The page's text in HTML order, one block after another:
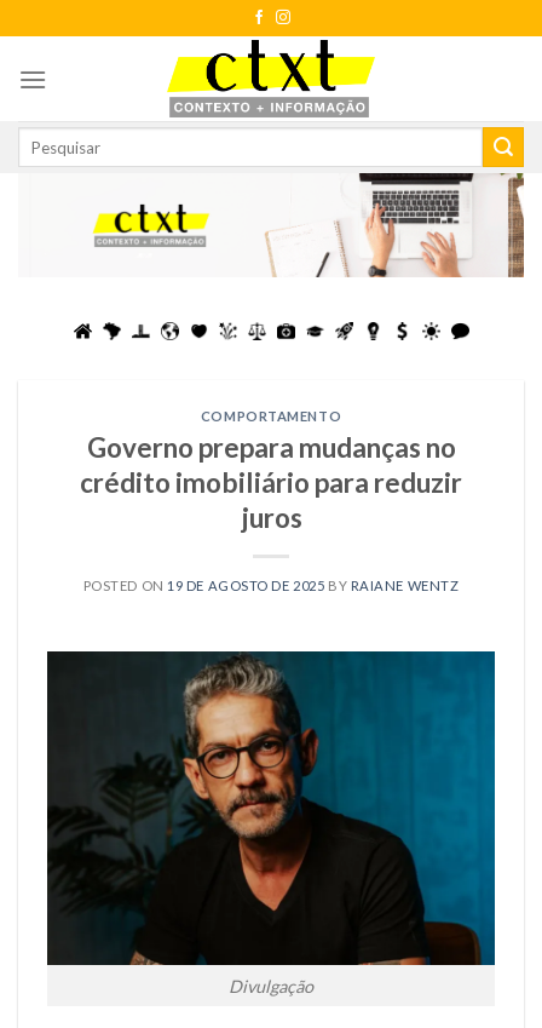
to
content
COMPORTAMENTO
Governo prepara mudanças no
crédito imobiliário para reduzir
juros
POSTED ON 19 DE AGOSTO DE 2025 BY RAIANE WENTZ
Divulgação